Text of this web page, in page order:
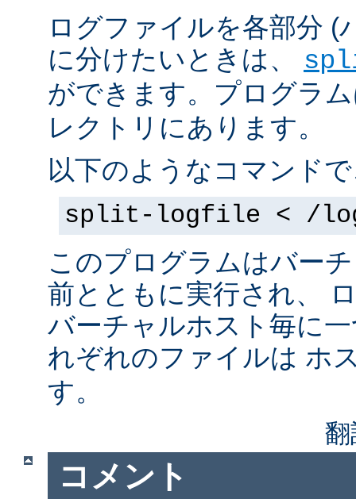
ログファイルを各部分 (
に分けたいときは、
ができます。プログラ
レクトリにあります。
以下のようなコマンド
split-logfile < /
このプログラムはバー
前とともに実行され、
バーチャルホスト毎に
れぞれのファイルは ホ
す。
コメント